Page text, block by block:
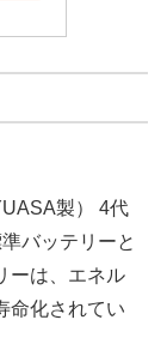
製） 4代
バッテリーと
ーは、エネル
命化されてい